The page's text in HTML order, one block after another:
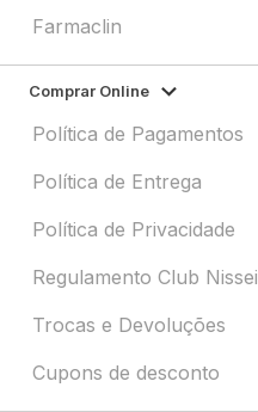
Farmaclin
Comprar Online
Política de Pagamentos
Política de Entrega
Política de Privacidade
Regulamento Club Nissei
Trocas e Devoluções
Cupons de desconto